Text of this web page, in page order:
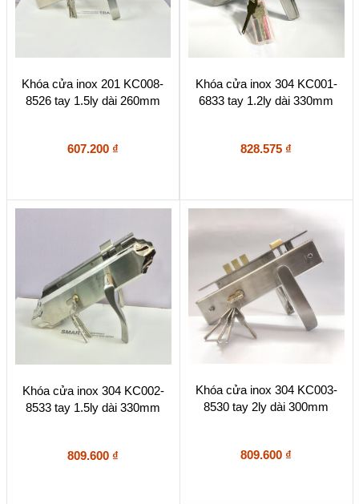
Khóa cửa inox 201 KC008-
8526 tay 1.5ly dài 260mm
607.200 ₫
Khóa cửa inox 304 KC001-
6833 tay 1.2ly dài 330mm
828.575 ₫
Khóa cửa inox 304 KC002-
8533 tay 1.5ly dài 330mm
809.600 ₫
Khóa cửa inox 304 KC003-
8530 tay 2ly dài 300mm
809.600 ₫